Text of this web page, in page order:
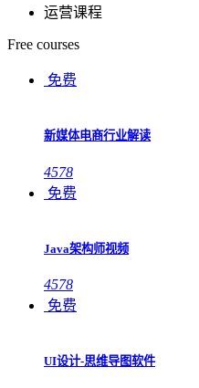
运营课程
Free courses
免费
新媒体电商行业解读
4578
免费
Java架构师视频
4578
免费
UI设计-思维导图软件